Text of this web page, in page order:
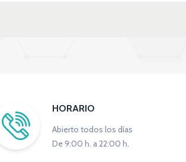
HORARIO
Abierto todos los días
De 9:00 h. a 22:00 h.